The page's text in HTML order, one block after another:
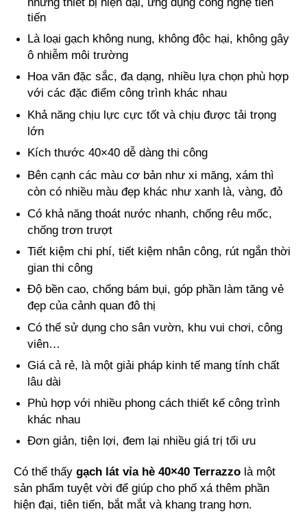
tiến
Là loại gạch không nung, không độc hại, không gây
ô nhiễm môi trường
Hoa văn đặc sắc, đa dạng, nhiều lựa chọn phù hợp
với các đặc điểm công trình khác nhau
Khả năng chịu lực cực tốt và chịu được tải trọng
lớn
Kích thước 40×40 dễ dàng thi công
Bên cạnh các màu cơ bản như xi măng, xám thì
còn có nhiều màu đẹp khác như xanh là, vàng, đỏ
Có khả năng thoát nước nhanh, chống rêu mốc,
chống trơn trượt
Tiết kiệm chi phí, tiết kiệm nhân công, rút ngắn thời
gian thi công
Độ bền cao, chống bám bụi, góp phần làm tăng vẻ
đẹp của cảnh quan đô thị
Có thể sử dụng cho sân vườn, khu vui chơi, công
viên…
Giá cả rẻ, là một giải pháp kinh tế mang tính chất
lâu dài
Phù hợp với nhiều phong cách thiết kế công trình
khác nhau
Đơn giản, tiện lợi, đem lại nhiều giá trị tối ưu
Có thể thấy gạch lát vỉa hè 40×40 Terrazzo là một
sản phẩm tuyệt vời để giúp cho phố xá thêm phần
hiện đại, tiên tiến, bắt mắt và khang trang hơn.